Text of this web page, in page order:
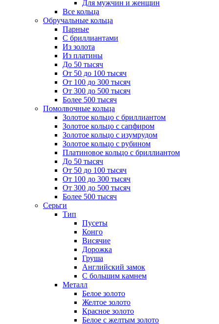
Для мужчин и женщин
Все кольца
Обручальные кольца
Парные
С бриллиантами
Из золота
Из платины
До 50 тысяч
От 50 до 100 тысяч
От 100 до 300 тысяч
От 300 до 500 тысяч
Более 500 тысяч
Помолвочные кольца
Золотое кольцо с бриллиантом
Золотое кольцо с сапфиром
Золотое кольцо с изумрудом
Золотое кольцо с рубином
Платиновое кольцо с бриллиантом
До 50 тысяч
От 50 до 100 тысяч
От 100 до 300 тысяч
От 300 до 500 тысяч
Более 500 тысяч
Серьги
Тип
Пусеты
Конго
Висячие
Дорожка
Груша
Английский замок
С большим камнем
Металл
Белое золото
Желтое золото
Красное золото
Белое с желтым золото